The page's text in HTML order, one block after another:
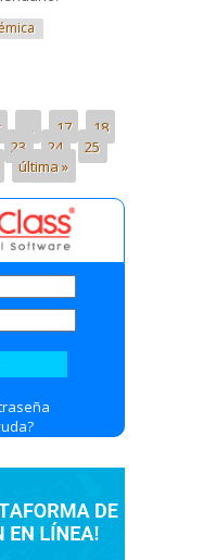
… 17
18
23 24
25
última »